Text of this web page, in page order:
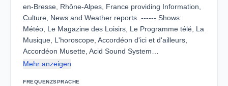
en-Bresse, Rhône-Alpes, France providing Information,
Culture, News and Weather reports. ------ Shows:
Météo, Le Magazine des Loisirs, Le Programme télé, La
Musique, L'horoscope, Accordéon d'ici et d'ailleurs,
Accordéon Musette, Acid Sound System…
Mehr anzeigen
FREQUENZSPRACHE